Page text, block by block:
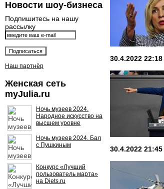
Новости шоу-бизнеса
Подпишитесь на нашу
рассылку
Наш партнёр
Женская сеть
myJulia.ru
Ночь музеев 2024.
Народное искусство на
высшем уровне
Ночь музеев 2024. Бал
с Пушкиным
Конкурс «Лучший
пользователь марта»
на Diets.ru
30.4.2022 22:18
30.4.2022 21:45